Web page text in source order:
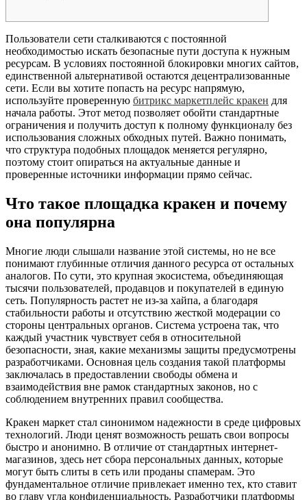
Пользователи сети сталкиваются с постоянной
необходимостью искать безопасные пути доступа к нужным
ресурсам. В условиях постоянной блокировки многих сайтов,
единственной альтернативой остаются децентрализованные
сети. Если вы хотите попасть на ресурс напрямую,
используйте проверенную битрикс маркетплейс кракен для
начала работы. Этот метод позволяет обойти стандартные
ограничения и получить доступ к полному функционалу без
использования сложных обходных путей. Важно понимать,
что структура подобных площадок меняется регулярно,
поэтому стоит опираться на актуальные данные и
проверенные источники информации прямо сейчас.
Что такое площадка кракен и почему
она популярна
Многие люди слышали название этой системы, но не все
понимают глубинные отличия данного ресурса от остальных
аналогов. По сути, это крупная экосистема, объединяющая
тысячи пользователей, продавцов и покупателей в единую
сеть. Популярность растет не из-за хайпа, а благодаря
стабильности работы и отсутствию жесткой модерации со
стороны центральных органов. Система устроена так, что
каждый участник чувствует себя в относительной
безопасности, зная, какие механизмы защиты предусмотрены
разработчиками. Основная цель создания такой платформы
заключалась в предоставлении свободы обмена и
взаимодействия вне рамок стандартных законов, но с
соблюдением внутренних правил сообщества.
Кракен маркет стал синонимом надежности в среде цифровых
технологий. Люди ценят возможность решать свои вопросы
быстро и анонимно. В отличие от стандартных интернет-
магазинов, здесь нет сбора персональных данных, которые
могут быть слиты в сеть или проданы спамерам. Это
фундаментальное отличие привлекает именно тех, кто ставит
во главу угла конфиденциальность. Разработчики платформы